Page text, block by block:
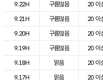
9.22H
구름많음 20 이
9.21H
구름많음 20 이
9.20H
구름많음 20 이
9.19H
구름많음 20 이
9.18H
맑음 20 이
9.17H
맑음 20 이